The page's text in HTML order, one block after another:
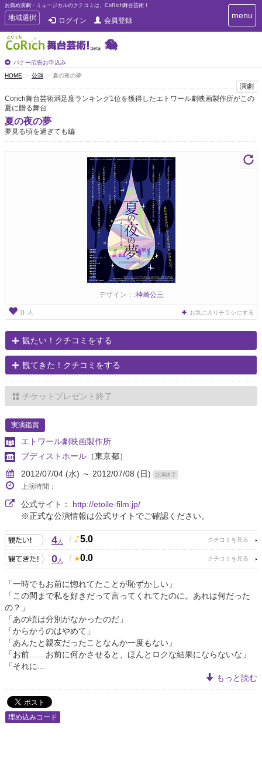
お薦め演劇・ミュージカルのクチコミは、CoRich舞台芸術！
T
o
g
g
e
n
a
v
i
g
a
t
地域選択 ログイン 会員登録
バナー広告お申込み
T
o
a
a
menu
HOME 公演 夏の夜の夢
演劇
Corich舞台芸術満足度ランキング1位を獲得したエトワール劇映画製作所がこの
夏に贈る舞台
夏の夜の夢
夢見る頃を過ぎても編
デザイン： :神崎公三
0 人 お気に入りチラシにする
観たい！クチコミをする
観てきた！クチコミをする
チケットプレゼント終了
実演鑑賞
エトワール劇映画製作所
ブディストホール （東京都）
2012/07/04 (水) ～ 2012/07/08 (日)
公演終了
上演時間：
公式サイト： http://etoile-film.jp/
※正式な公演情報は公式サイトでご確認ください。
4人 / 5.0
0人 / 0.0
「一時でもお前に惚れてたことが恥ずかしい」
「この間まで私を好きだって言ってくれてたのに。あれは何だった
の？」
「あの頃は分別がなかったのだ」
「からかうのはやめて」
「あんたと親友だったことなんか一度もない」
「お前……お前に何かさせると、ほんとロクな結果にならないな」
「それに...
もっと読む
埋め込みコード